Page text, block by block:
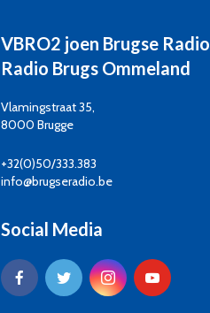
VBRO2 joen Brugse Radio
Radio Brugs Ommeland
Vlamingstraat 35,
8000 Brugge
+32(0)50/333.383
info@brugseradio.be
Social Media